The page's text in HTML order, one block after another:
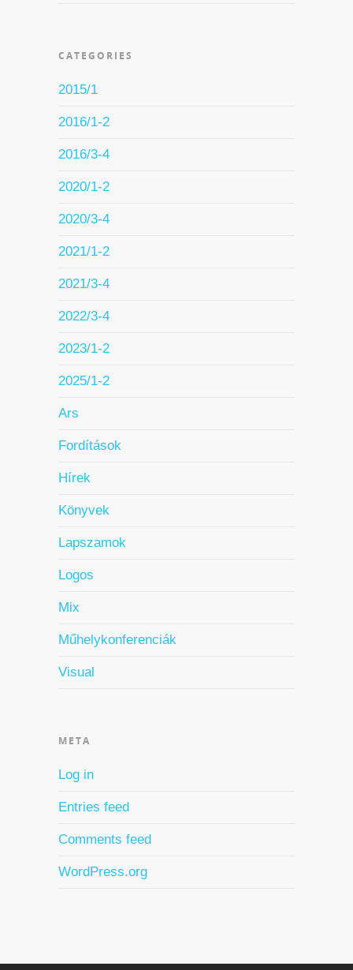
CATEGORIES
2015/1
2016/1-2
2016/3-4
2020/1-2
2020/3-4
2021/1-2
2021/3-4
2022/3-4
2023/1-2
2025/1-2
Ars
Fordítások
Hírek
Könyvek
Lapszamok
Logos
Mix
Műhelykonferenciák
Visual
META
Log in
Entries feed
Comments feed
WordPress.org